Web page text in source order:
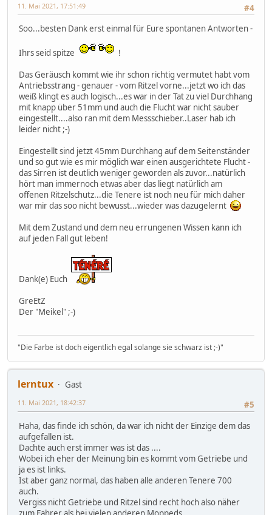
#4
11. Mai 2021, 17:51:49
Soo...besten Dank erst einmal für Eure spontanen Antworten -
Ihrs seid spitze
!
Das Geräusch kommt wie ihr schon richtig vermutet habt vom
Antriebsstrang - genauer - vom Ritzel vorne...jetzt wo ich das
weiß klingt es auch logisch...es war in der Tat zu viel Durchhang
mit knapp über 51mm und auch die Flucht war nicht sauber
eingestellt....also ran mit dem Messschieber..Laser hab ich
leider nicht ;-)
Eingestellt sind jetzt 45mm Durchhang auf dem Seitenständer
und so gut wie es mir möglich war einen ausgerichtete Flucht -
das Sirren ist deutlich weniger geworden als zuvor...natürlich
hört man immernoch etwas aber das liegt natürlich am
offenen Ritzelschutz...die Tenere ist noch neu für mich daher
war mir das soo nicht bewusst...wieder was dazugelernt
Mit dem Zustand und dem neu errungenen Wissen kann ich
auf jeden Fall gut leben!
Dank(e) Euch
GreEtZ
Der "Meikel" ;-)
"Die Farbe ist doch eigentlich egal solange sie schwarz ist ;-)"
lerntux
Gast
#5
11. Mai 2021, 18:42:37
Haha, das finde ich schön, da war ich nicht der Einzige dem das
aufgefallen ist.
Dachte auch erst immer was ist das ....
Wobei ich eher der Meinung bin es kommt vom Getriebe und
ja es ist links.
Ist aber ganz normal, das haben alle anderen Tenere 700
auch.
Vergiss nicht Getriebe und Ritzel sind recht hoch also näher